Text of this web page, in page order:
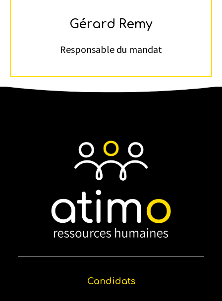
Gérard Remy
Responsable du mandat
Candidats